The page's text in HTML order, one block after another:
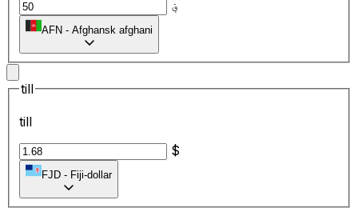
؋
AFN - Afghansk afghani
till
till
$
FJD - Fiji-dollar